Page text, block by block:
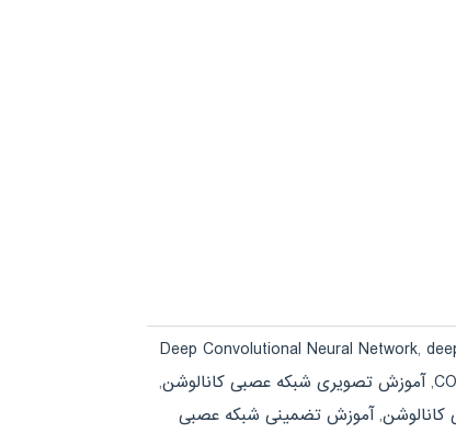
Deep Convolutional Neural Network,
,آموزش تصویری شبکه عصبی کانالوشن,
,آموزش تضمینی شبکه عصبی